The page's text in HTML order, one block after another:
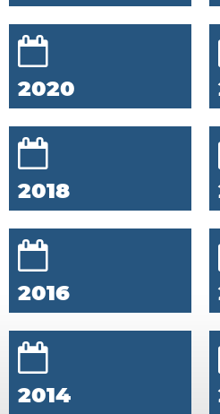
2020
2018
2016
2014